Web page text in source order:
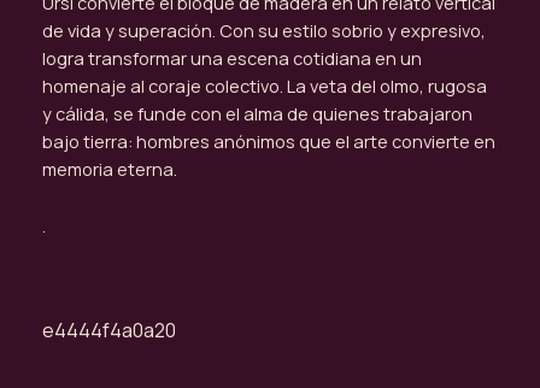
de vida y superación. Con su estilo sobrio y expresivo,
logra transformar una escena cotidiana en un
homenaje al coraje colectivo. La veta del olmo, rugosa
y cálida, se funde con el alma de quienes trabajaron
bajo tierra: hombres anónimos que el arte convierte en
memoria eterna.
.
e4444f4a0a20